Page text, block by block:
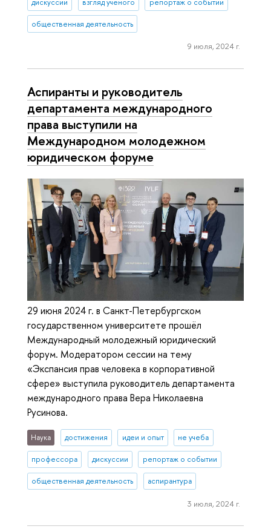
дискуссии взгляд ученого репортаж о событии
общественная деятельность
9 июля, 2024 г.
Аспиранты и руководитель
департамента международного
права выступили на
Международном молодежном
юридическом форуме
29 июня 2024 г. в Санкт-Петербургском
государственном университете прошёл
Международный молодежный юридический
форум. Модератором сессии на тему
«Экспансия прав человека в корпоративной
сфере» выступила руководитель департамента
международного права Вера Николаевна
Русинова.
Наука достижения идеи и опыт не учеба
профессора дискуссии репортаж о событии
общественная деятельность аспирантура
3 июля, 2024 г.